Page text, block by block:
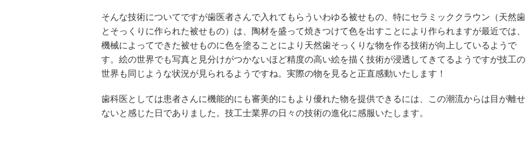
そんな技術についてですが歯医者さんで入れてもらういわゆる被せもの、特にセラミッククラウン（天然歯
とそっくりに作られた被せもの）は、陶材を盛って焼きつけて色を出すことにより作られますが最近では、
機械によってできた被せものに色を塗ることにより天然歯そっくりな物を作る技術が向上しているようで
す。絵の世界でも写真と見分けがつかないほど精度の高い絵を描く技術が浸透してきてるようですが技工の
世界も同じような状況が見られるようですね。実際の物を見ると正直感動いたします！
歯科医としては患者さんに機能的にも審美的にもより優れた物を提供できるには、この潮流からは目が離せ
ないと感じた日でありました。技工士業界の日々の技術の進化に感服いたします。